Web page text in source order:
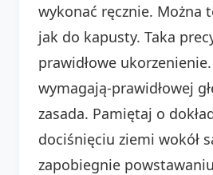
wykonać ręcznie. Można
jak do kapusty. Taka
prawidłowe
wymagają-prawidłowej
zasada. Pamiętaj o
dociśnięciu ziemi wokół
zapobiegnie